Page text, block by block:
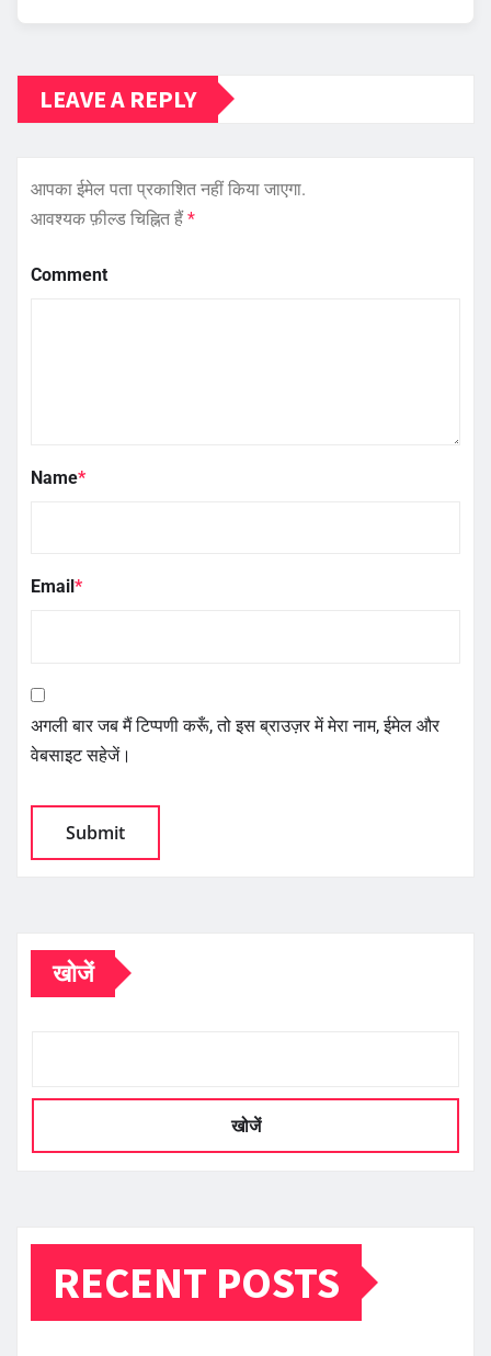
LEAVE A REPLY
आपका ईमेल पता प्रकाशित नहीं किया जाएगा.
आवश्यक फ़ील्ड चिह्नित हैं*
Comment
Name*
Email *
अगली बार जब मैं टिप्पणी करूँ, तो इस ब्राउज़र में मेरा नाम, ईमेल और
वेबसाइट सहेजें।
खोजें
खोजें
RECENT POSTS